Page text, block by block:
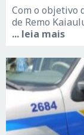
Com o objetivo
de Remo
... leia mais